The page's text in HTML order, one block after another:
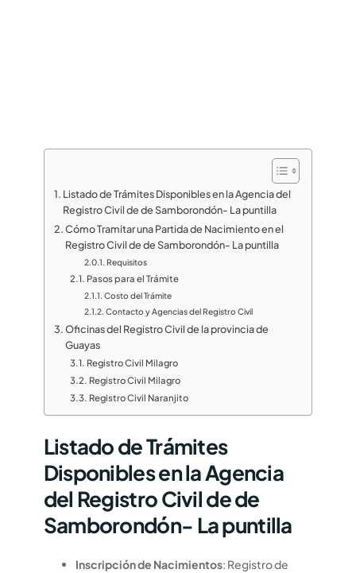
Listado de Trámites Disponibles en la Agencia del
Registro Civil de de Samborondón- La puntilla
Cómo Tramitar una Partida de Nacimiento en el
Registro Civil de de Samborondón- La puntilla
Requisitos
Pasos para el Trámite
Costo del Trámite
Contacto y Agencias del Registro Civil
Oficinas del Registro Civil de la provincia de
Guayas
Registro Civil Milagro
Registro Civil Milagro
Registro Civil Naranjito
Listado de Trámites
Disponibles en la Agencia
del Registro Civil de de
Samborondón- La puntilla
Inscripción de Nacimientos: Registro de